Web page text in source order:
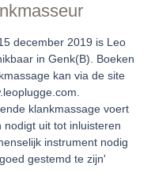
december 2019 is Leo
in Genk(B). Boeken
kan via de site
klankmassage voert
nodigt uit tot inluisteren
instrument nodig
gestemd te zijn'